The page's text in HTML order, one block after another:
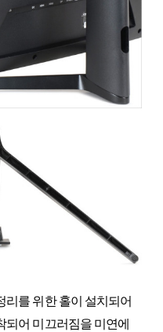
리를 위한 홀이 설치되어
어 미끄러짐을 미연에